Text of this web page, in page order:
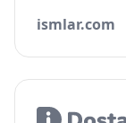
ismlar.com